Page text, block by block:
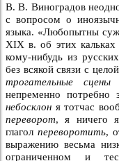
В. В. Виноградов
с вопросом о
языка. «Любопытны
XIX в. об этих
кому-нибудь из
без всякой связи с
трогательные сцены
непременно потребно
небосклон я тотчас
переворот, я ничего
глагол переворотить,
выражению весьма
ограниченном и